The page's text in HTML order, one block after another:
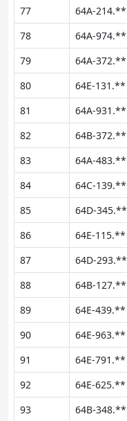
77
64A-214.**
78
64A-974.**
79
64A-372.**
80
64E-131.**
81
64A-931.**
82
64B-372.**
83
64A-483.**
84
64C-139.**
85
64D-345.**
86
64E-115.**
87
64D-293.**
88
64B-127.**
89
64E-439.**
90
64E-963.**
91
64E-791.**
92
64E-625.**
93
64B-348.**